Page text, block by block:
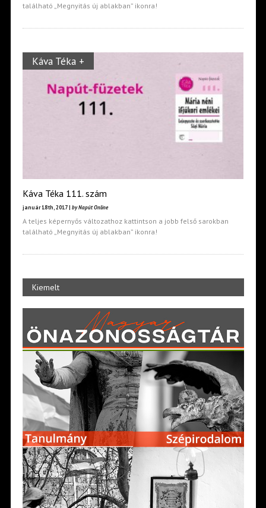
található „Megnyitás új ablakban” ikonra!
Káva Téka +
Káva Téka 111. szám
január 18th, 2017 | by Napút Online
A teljes képernyős változathoz kattintson a jobb felső sarokban
található „Megnyitás új ablakban” ikonra!
Kiemelt